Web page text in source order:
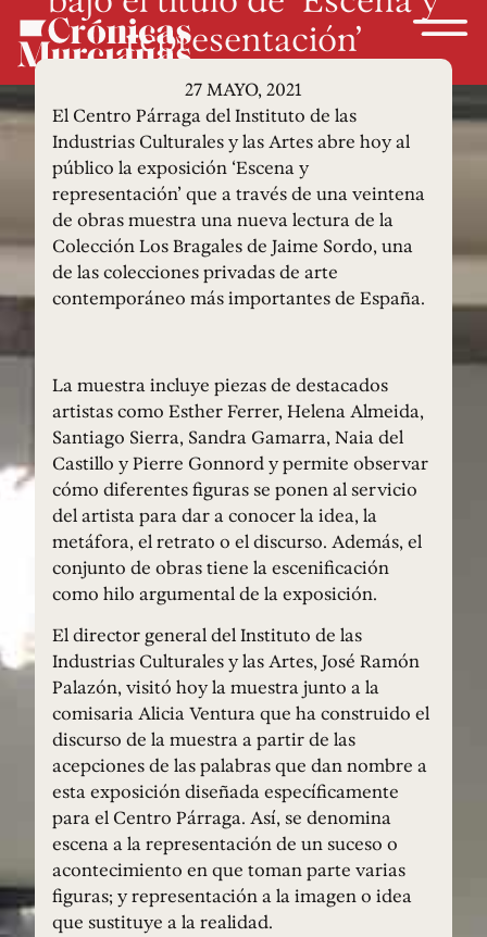
representación’
27 MAYO, 2021
El Centro Párraga del Instituto de las
Industrias Culturales y las Artes abre hoy al
público la exposición ‘Escena y
representación’ que a través de una veintena
de obras muestra una nueva lectura de la
Colección Los Bragales de Jaime Sordo, una
de las colecciones privadas de arte
contemporáneo más importantes de España.
La muestra incluye piezas de destacados
artistas como Esther Ferrer, Helena Almeida,
Santiago Sierra, Sandra Gamarra, Naia del
Castillo y Pierre Gonnord y permite observar
cómo diferentes figuras se ponen al servicio
del artista para dar a conocer la idea, la
metáfora, el retrato o el discurso. Además, el
conjunto de obras tiene la escenificación
como hilo argumental de la exposición.
El director general del Instituto de las
Industrias Culturales y las Artes, José Ramón
Palazón, visitó hoy la muestra junto a la
comisaria Alicia Ventura que ha construido el
discurso de la muestra a partir de las
acepciones de las palabras que dan nombre a
esta exposición diseñada específicamente
para el Centro Párraga. Así, se denomina
escena a la representación de un suceso o
acontecimiento en que toman parte varias
figuras; y representación a la imagen o idea
que sustituye a la realidad.